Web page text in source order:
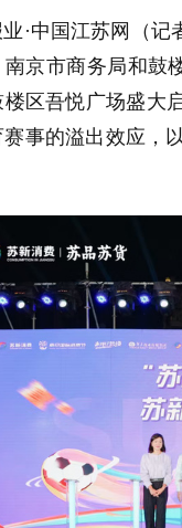
·中国江苏网（记
京市商务局和鼓
区吾悦广场盛大
事的溢出效应，